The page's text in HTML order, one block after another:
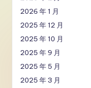
2026 年 1 月
2025 年 12 月
2025 年 10 月
2025 年 9 月
2025 年 5 月
2025 年 3 月